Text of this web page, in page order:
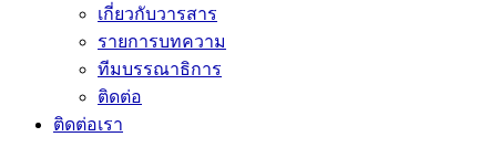
เกี่ยวกับวารสาร
รายการบทความ
ทีมบรรณาธิการ
ติดต่อ
ติดต่อเรา